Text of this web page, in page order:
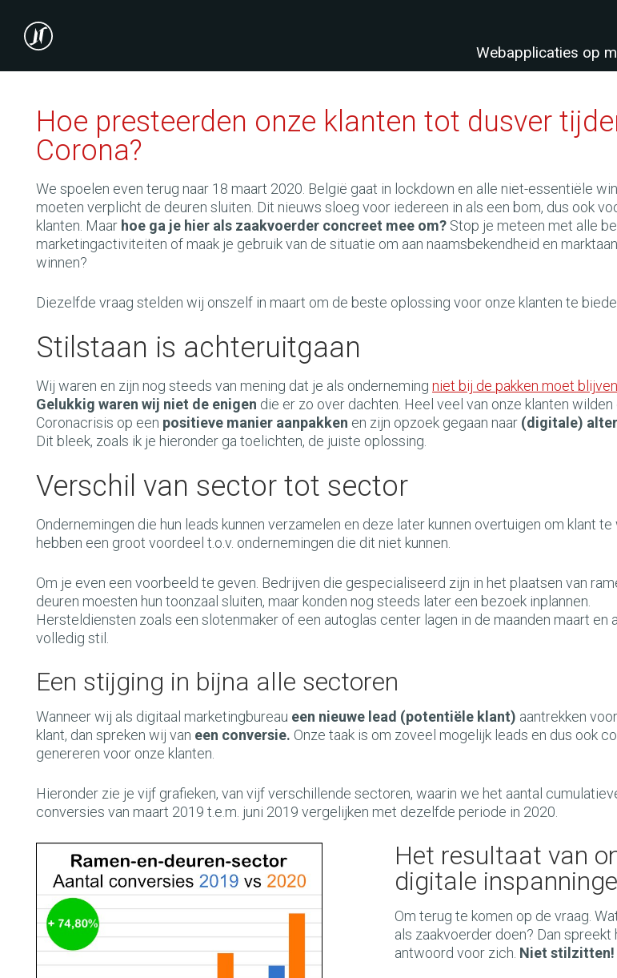
Webapplicaties op
Hoe presteerden onze klanten tot dusver
Corona?
We spoelen even terug naar 18 maart 2020. België gaat in lockdown en alle niet-essentiële
moeten verplicht de deuren sluiten. Dit nieuws sloeg voor iedereen in als een bom, dus ook
klanten. Maar hoe ga je hier als zaakvoerder concreet mee om? Stop je meteen met alle
marketingactiviteiten of maak je gebruik van de situatie om aan naamsbekendheid en
winnen?
Diezelfde vraag stelden wij onszelf in maart om de beste oplossing voor onze klanten te
Stilstaan is achteruitgaan
Wij waren en zijn nog steeds van mening dat je als onderneming niet bij de pakken moet
Gelukkig waren wij niet de enigen die er zo over dachten. Heel veel van onze klanten wilden
Coronacrisis op een positieve manier aanpakken en zijn opzoek gegaan naar (digitale)
Dit bleek, zoals ik je hieronder ga toelichten, de juiste oplossing.
Verschil van sector tot sector
Ondernemingen die hun leads kunnen verzamelen en deze later kunnen overtuigen om klant te
hebben een groot voordeel t.o.v. ondernemingen die dit niet kunnen.
Om je even een voorbeeld te geven. Bedrijven die gespecialiseerd zijn in het plaatsen van
deuren moesten hun toonzaal sluiten, maar konden nog steeds later een bezoek inplannen.
Hersteldiensten zoals een slotenmaker of een autoglas center lagen in de maanden maart en
volledig stil.
Een stijging in bijna alle sectoren
Wanneer wij als digitaal marketingbureau een nieuwe lead (potentiële klant) aantrekken
klant, dan spreken wij van een conversie. Onze taak is om zoveel mogelijk leads en dus ook
genereren voor onze klanten.
Hieronder zie je vijf grafieken, van vijf verschillende sectoren, waarin we het aantal
conversies van maart 2019 t.e.m. juni 2019 vergelijken met dezelfde periode in 2020.
Het resultaat van
digitale
Om terug te komen op de vraag.
als zaakvoerder doen? Dan spreekt
antwoord voor zich. Niet stilzitten!